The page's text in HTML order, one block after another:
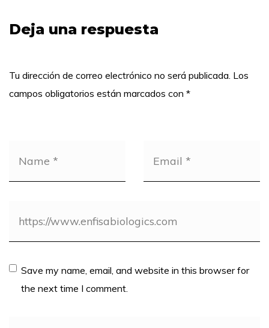
Deja una respuesta
Tu dirección de correo electrónico no será publicada. Los
campos obligatorios están marcados con *
Save my name, email, and website in this browser for
the next time I comment.